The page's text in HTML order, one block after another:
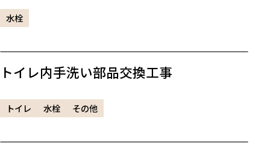
水栓
トイレ内手洗い部品交換工事
トイレ 水栓 その他